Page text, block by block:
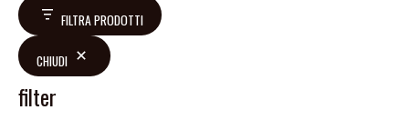
FILTRA PRODOTTI
CHIUDI
filter